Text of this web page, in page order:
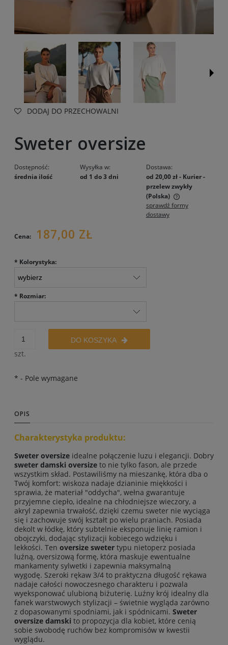
DODAJ DO PRZECHOWALNI
Sweter oversize
Dostępność:
średnia ilość
Wysyłka w:
od 1 do 3 dni
Dostawa:
od 20,00 zł- Kurier -
przelew zwykły
(Polska)
Cena nie zawiera ewentualnych kosztów płatności
sprawdź formy
dostawy
Cena: 187,00 ZŁ
* Kolorystyka:
* Rozmiar:
szt.
DO KOSZYKA
* - Pole wymagane
OPIS
Charakterystyka produktu:
Sweter oversize idealne połączenie luzu i elegancji. Dobry
sweter damski oversize to nie tylko fason, ale przede
wszystkim skład. Postawiliśmy na mieszankę, która dba o
Twój komfort: wiskoza nadaje dzianinie miękkości i
sprawia, że materiał "oddycha", wełna gwarantuje
przyjemne ciepło, idealne na chłodniejsze wieczory, a
akryl zapewnia trwałość, dzięki czemu sweter nie wyciąga
się i zachowuje swój kształt po wielu praniach. Posiada
dekolt w łódkę, który subtelnie eksponuje linię ramion i
obojczyki, dodając stylizacji kobiecego wdzięku i
lekkości. Ten oversize sweter typu nietoperz posiada
luźną, oversizową formę, która maskuje ewentualne
mankamenty sylwetki i zapewnia maksymalną
wygodę. Szeroki rękaw 3/4 to praktyczna długość rękawa
nadaje całości nowoczesnego charakteru i pozwala
wyeksponować ulubioną biżuterię. Luźny krój idealny dla
fanek warstwowych stylizacji – świetnie wygląda zarówno
z dopasowanymi spodniami, jak i spódnicami. Sweter
oversize damski to propozycja dla kobiet, które cenią
sobie swobodę ruchów bez kompromisów w kwestii
wyglądu.